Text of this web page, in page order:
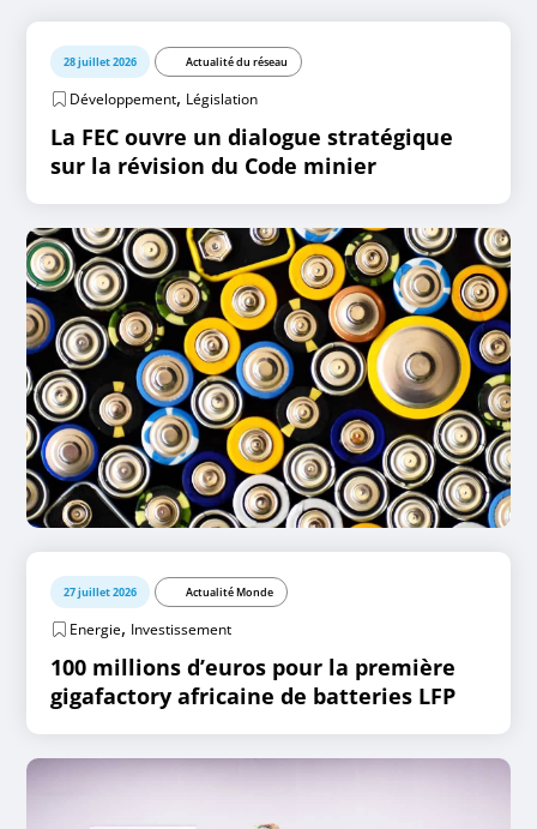
28 juillet 2026 Actualité du réseau
Développement, Législation
La FEC ouvre un dialogue stratégique
sur la révision du Code minier
27 juillet 2026 Actualité Monde
Energie, Investissement
100 millions d’euros pour la première
gigafactory africaine de batteries LFP